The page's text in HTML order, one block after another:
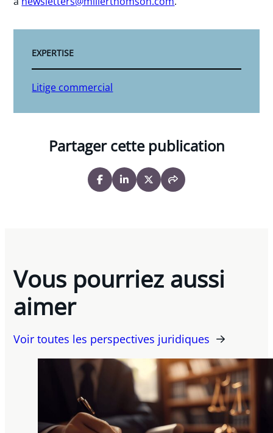
EXPERTISE
Litige commercial
Partager cette publication
Vous pourriez aussi
aimer
Voir toutes les perspectives juridiques